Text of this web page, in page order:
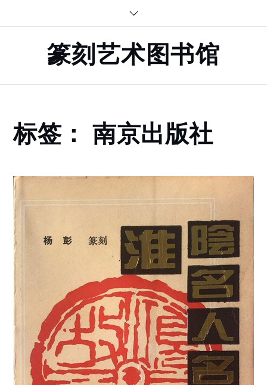
篆刻艺术图书馆
Home
南
版
社
标签：南京出版社